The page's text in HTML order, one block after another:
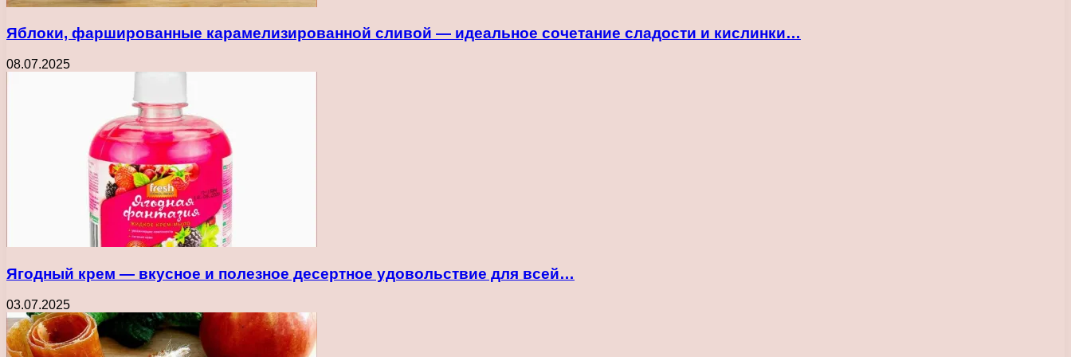
Яблоки, фаршированные карамелизированной сливой — идеальное сочетание сладости и кислинки…
08.07.2025
Ягодный крем — вкусное и полезное десертное удовольствие для всей…
03.07.2025